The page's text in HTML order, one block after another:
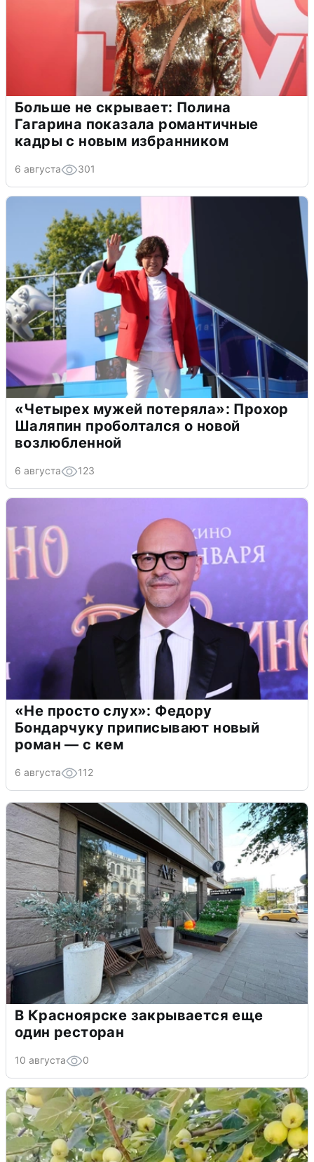
Больше не скрывает: Полина
Гагарина показала романтичные
кадры с новым избранником
6 августа 301
«Четырех мужей потеряла»: Прохор
Шаляпин проболтался о новой
возлюбленной
6 августа 123
«Не просто слух»: Федору
Бондарчуку приписывают новый
роман — с кем
6 августа 112
В Красноярске закрывается еще
один ресторан
10 августа 0